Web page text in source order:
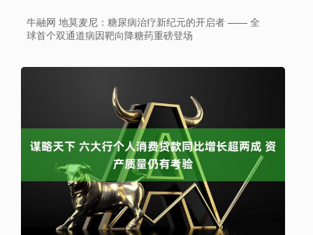
牛融网 地莫麦尼：糖尿病治疗新纪元的开启者 —— 全
球首个双通道病因靶向降糖药重磅登场